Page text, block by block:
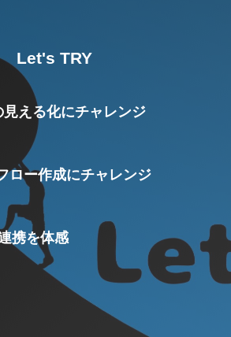
Let's TRY
える化にチャレンジ
ロー作成にチャレンジ
携を体感